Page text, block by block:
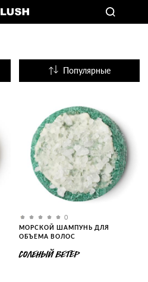
Популярные
0
МОРСКОЙ ШАМПУНЬ ДЛЯ
ОБЪЕМА ВОЛОС
СОЛЕНЫЙ ВЕТЕР